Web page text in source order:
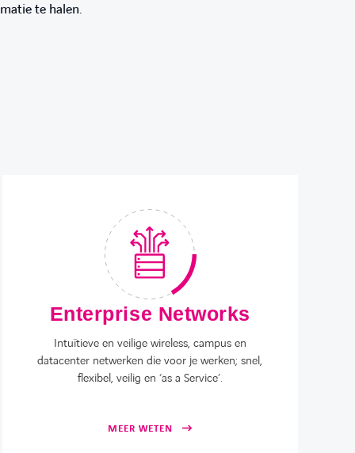
te halen.
Enterprise Networks
Intuïtieve en veilige wireless, campus en
datacenter netwerken die voor je werken; snel,
flexibel, veilig en ‘as a Service’.
MEER WETEN